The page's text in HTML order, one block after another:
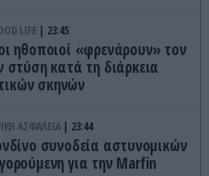
LIFE 23:45
οι ηθοποιοί «φρενάρουν» τον
στύση κατά τη διάρκεια
σκηνών
ΑΣΦΑΛΕΙΑ 23:44
συνοδεία αστυνομικών
για την Marfin